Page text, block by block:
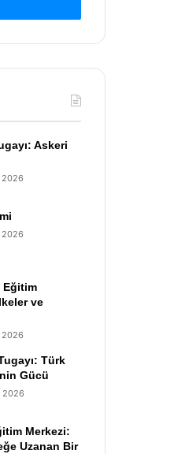
Askeri
2026
2026
Eğitim
ve
2026
Türk
Gücü
2026
Merkezi:
Uzanan Bir